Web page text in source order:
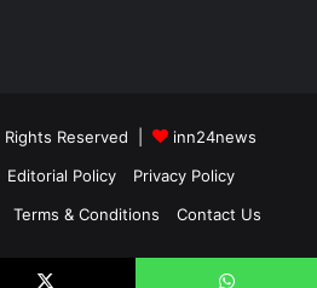
Reserved |
inn24news
Editorial Policy
Privacy Policy
Terms & Conditions Contact Us